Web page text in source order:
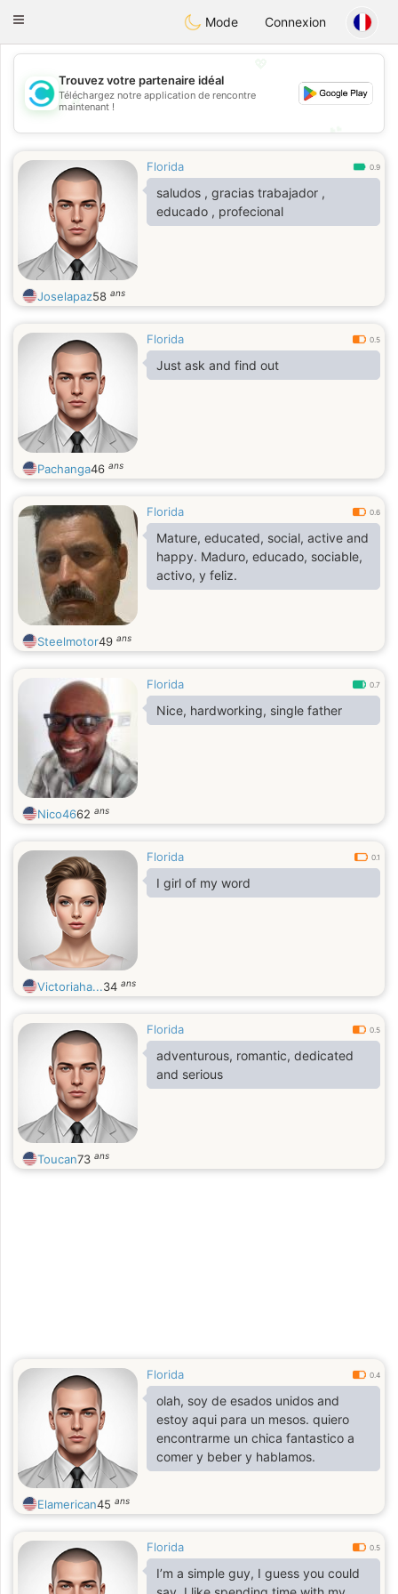
olombiaCitas
Toggle
Mode Connexion
💖
💕
Trouvez votre partenaire idéal
Téléchargez notre application de rencontre
maintenant !
Florida 0.9
saludos , gracias trabajador ,
educado , profecional
Joselapaz58 ans
Florida 0.5
Just ask and find out
Pachanga46 ans
Florida 0.6
Mature, educated, social, active and
happy. Maduro, educado, sociable,
activo, y feliz.
Steelmotor49 ans
Florida 0.7
Nice, hardworking, single father
Nico4662 ans
Florida 0.1
I girl of my word
Victoriaha...34 ans
Florida 0.5
adventurous, romantic, dedicated
and serious
Toucan73 ans
Florida 0.4
olah, soy de esados unidos and
estoy aqui para un mesos. quiero
encontrarme un chica fantastico a
comer y beber y hablamos.
Elamerican45 ans
Florida 0.5
I’m a simple guy, I guess you could